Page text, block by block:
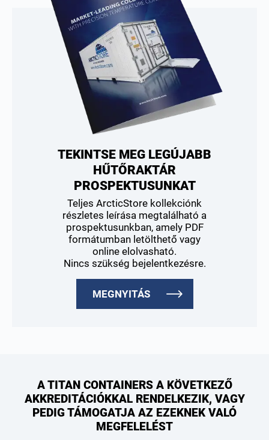
TEKINTSE MEG LEGÚJABB
HŰTŐRAKTÁR
PROSPEKTUSUNKAT
Teljes ArcticStore kollekciónk
részletes leírása megtalálható a
prospektusunkban, amely PDF
formátumban letölthető vagy
online elolvasható.
Nincs szükség bejelentkezésre.
MEGNYITÁS
A TITAN CONTAINERS A KÖVETKEZŐ
AKKREDITÁCIÓKKAL RENDELKEZIK, VAGY
PEDIG TÁMOGATJA AZ EZEKNEK VALÓ
MEGFELELÉST